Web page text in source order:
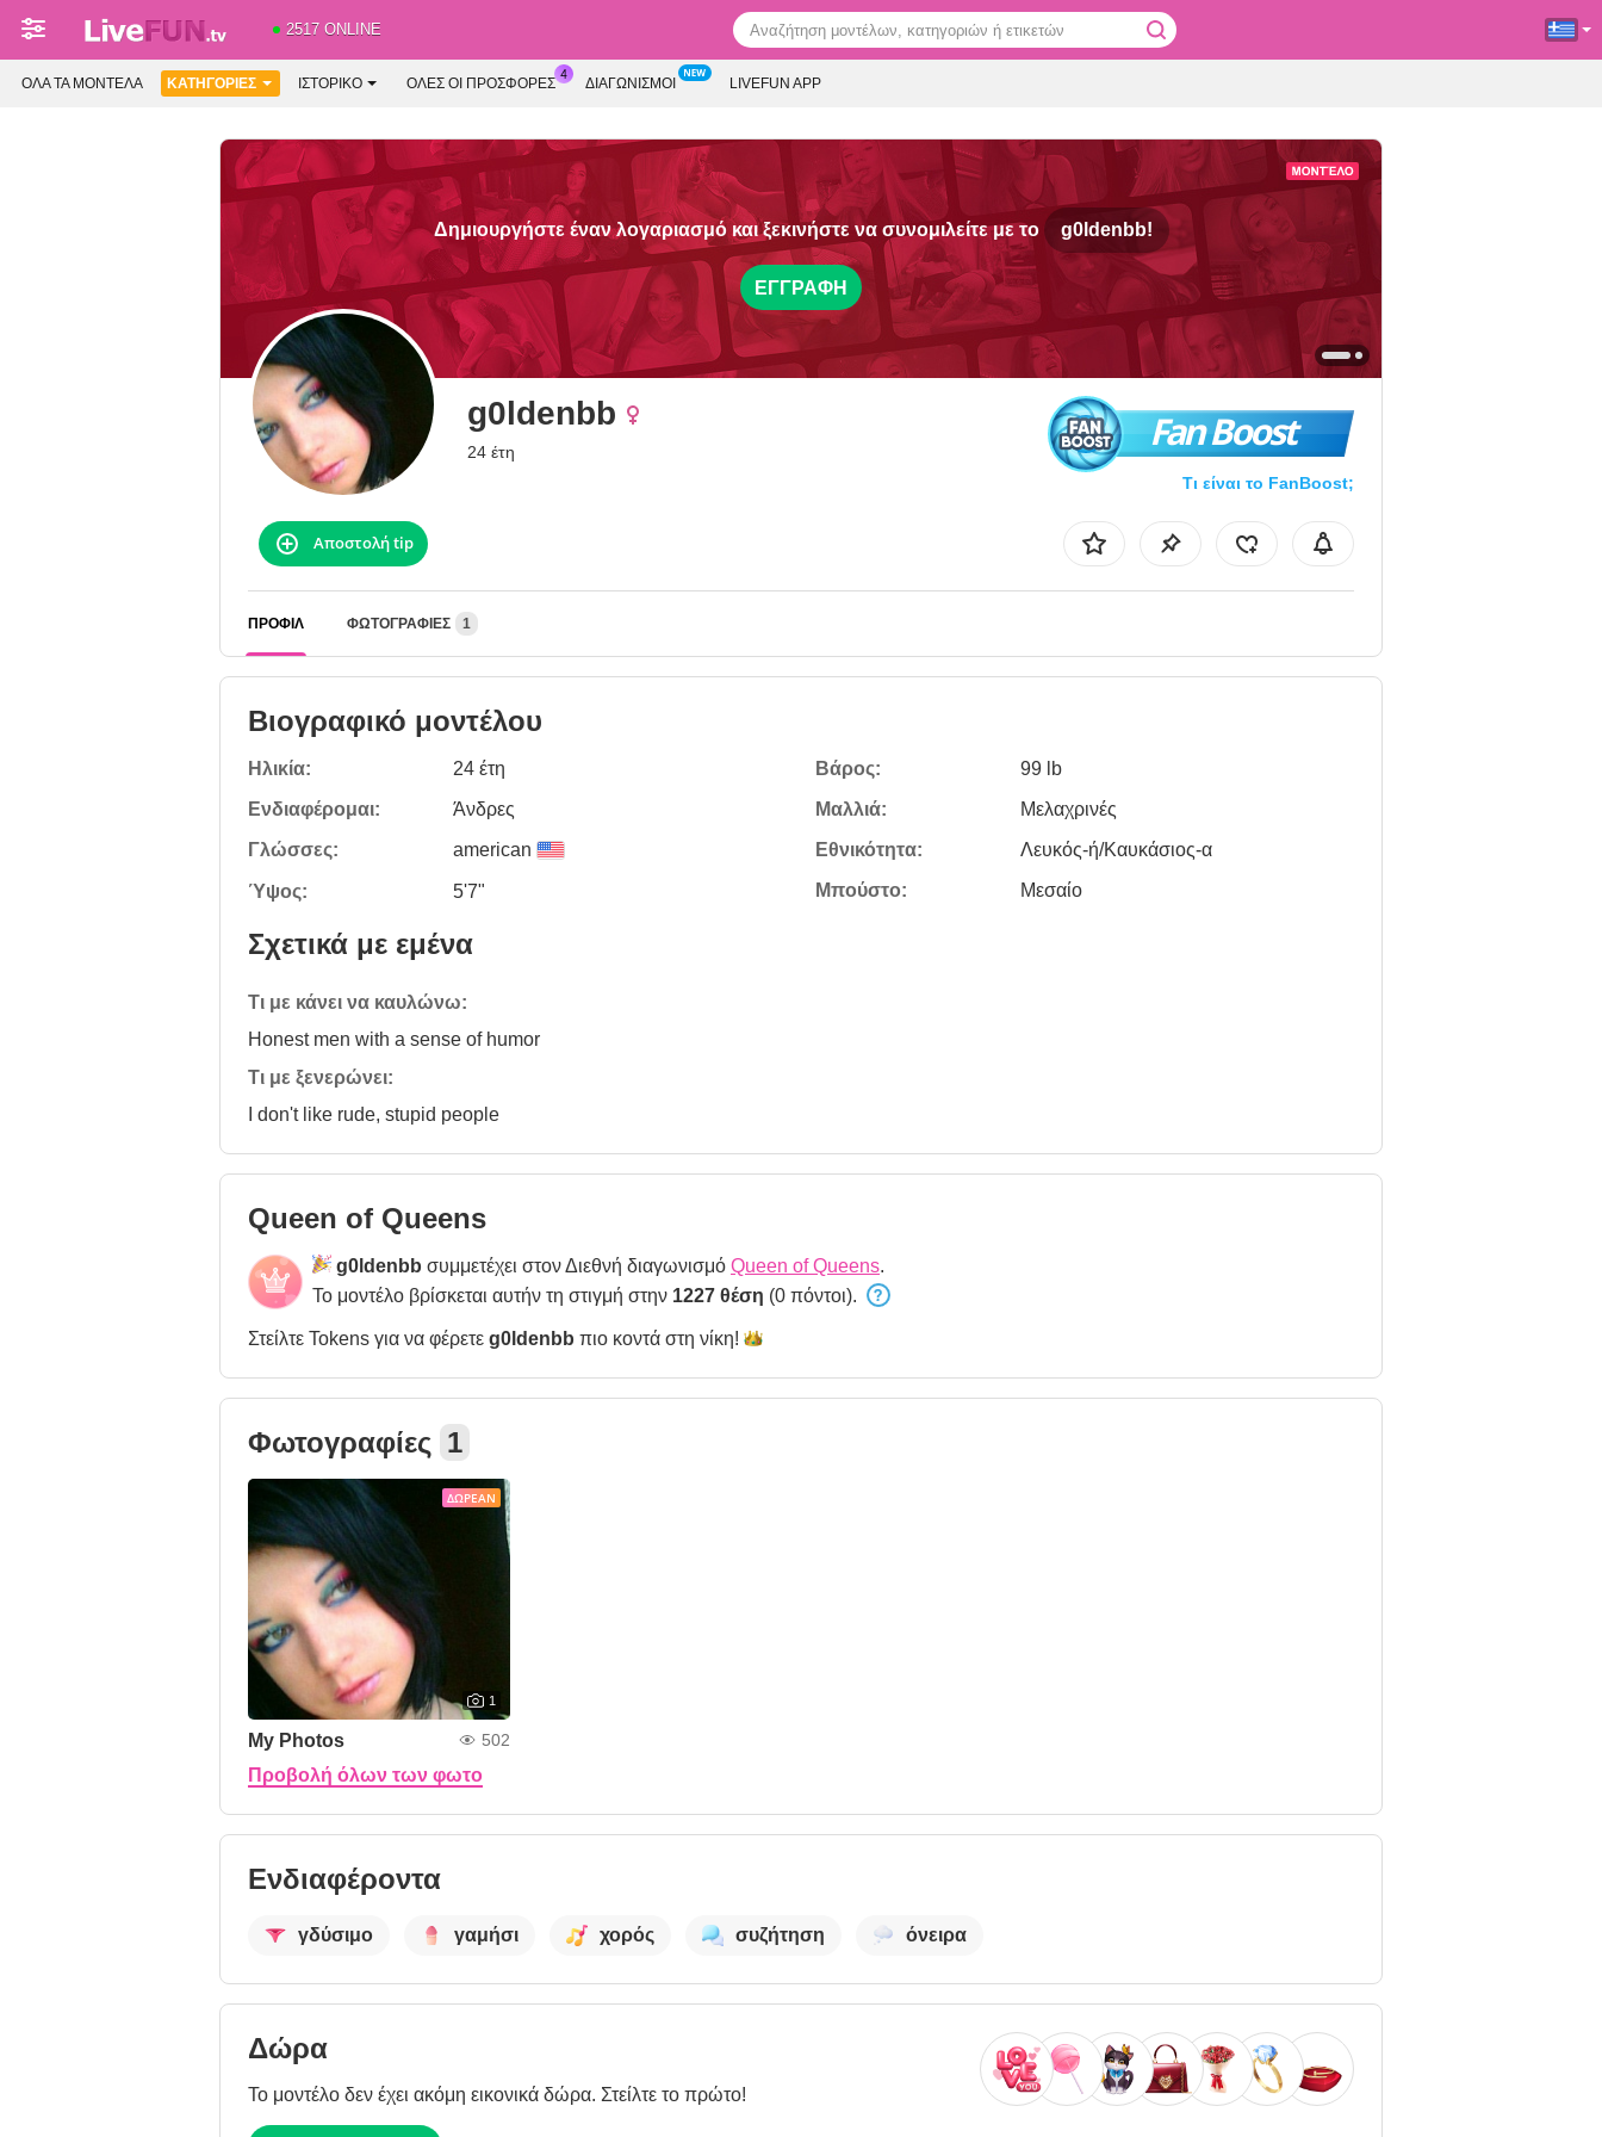
2517 ONLINE
ΌΛΑ ΤΑ ΜΟΝΤΈΛΑ ΚΑΤΗΓΟΡΊΕΣ ΙΣΤΟΡΙΚΌ ΟΛΕΣ ΟΙ ΠΡΟΣΦΟΡΕΣ ΔΙΑΓΩΝΙΣΜΟΊ LIVEFUN APP
Δημιουργήστε έναν λογαριασμό και ξεκινήστε να συνομιλείτε με το g0ldenbb!
ΕΓΓΡΑΦΉ
g0ldenbb
24 έτη Fan Boost
Τι είναι το FanBoost;
Αποστολή tip
ΠΡΟΦΊΛ ΦΩΤΟΓΡΑΦΊΕΣ 1
Βιογραφικό μοντέλου
Ηλικία:
24 έτη
Ενδιαφέρομαι:
Άνδρες
Γλώσσες:
american
Ύψος: 5'7"
Βάρος:
99 lb
Μαλλιά:
Μελαχρινές
Εθνικότητα:
Λευκός-ή/Καυκάσιος-α
Μπούστο:
Μεσαίο
Σχετικά με εμένα
Τι με κάνει να καυλώνω:
Honest men with a sense of humor
Τι με ξενερώνει:
I don't like rude, stupid people
Queen of Queens
g0ldenbb συμμετέχει στον Διεθνή διαγωνισμό Queen of Queens.
Το μοντέλο βρίσκεται αυτήν τη στιγμή στην 1227 θέση (0 πόντοι).
Στείλτε Tokens για να φέρετε g0ldenbb πιο κοντά στη νίκη!
Φωτογραφίες 1
ΔΩΡΕΆΝ
1
My Photos 502
Προβολή όλων των φωτο
Ενδιαφέροντα
γδύσιμο γαμήσι χορός συζήτηση όνειρα
Δώρα
Το μοντέλο δεν έχει ακόμη εικονικά δώρα. Στείλτε το πρώτο!